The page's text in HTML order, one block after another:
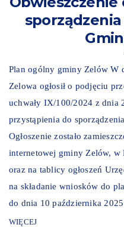
Plan ogólny gminy Zelów W
Zelowa ogłosił o podjęciu
uchwały IX/100/2024 z dnia
przystąpienia do
Ogłoszenie zostało
internetowej gminy Zelów,
oraz na tablicy ogłoszeń
na składanie wniosków do
do dnia 10 października
WIĘCEJ